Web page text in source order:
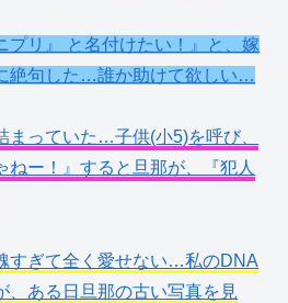
プリ』 と名付けたい！』と、嫁
絶句した…誰か助けて欲しい…
まっていた…子供(小5)を呼び、
ねー！』すると旦那が、『犯人
すぎて全く愛せない…私のDNA
、ある日旦那の古い写真を見